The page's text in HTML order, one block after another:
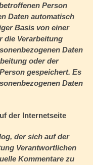
Person
Daten automatisch
Basis von einer
die Verarbeitung
Daten
oder der
gespeichert. Es
Daten
der Internetseite
der sich auf der
Verantwortlichen
Kommentare zu